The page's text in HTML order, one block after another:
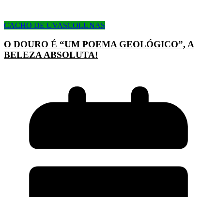
CACHO DE UVASCOLUNAS
O DOURO É “UM POEMA GEOLÓGICO”, A
BELEZA ABSOLUTA!